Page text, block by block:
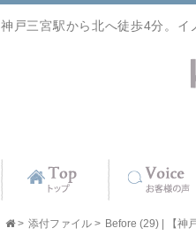
神戸三宮駅から北へ徒歩4分。イ
> 添付ファイル > Before (29) | 【神